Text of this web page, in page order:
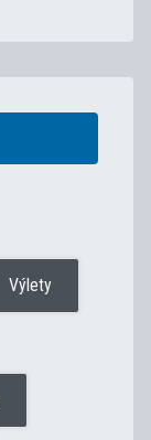
Výlety